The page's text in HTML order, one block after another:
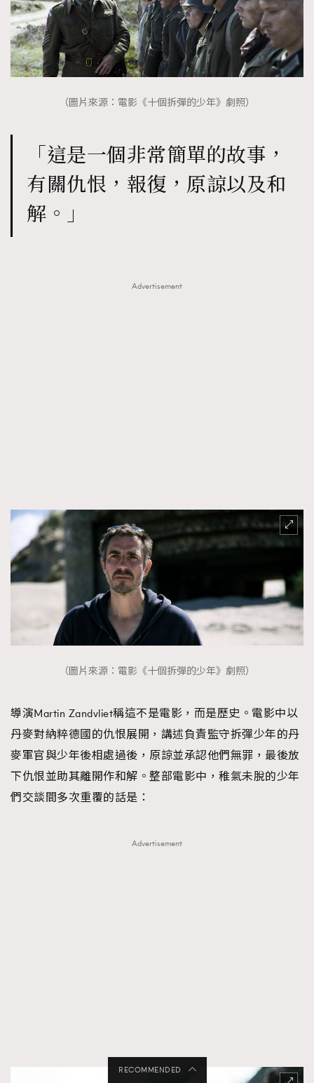
（圖片來源：電影《十個拆彈的少年》劇照）
「這是一個非常簡單的故事，
有關仇恨，報復，原諒以及和
解。」
Advertisement
（圖片來源：電影《十個拆彈的少年》劇照）
導演Martin Zandvliet稱這不是電影，而是歷史。電影中以
丹麥對納粹德國的仇恨展開，講述負責監守拆彈少年的丹
麥軍官與少年後相處過後，原諒並承認他們無罪，最後放
下仇恨並助其離開作和解。整部電影中，稚氣未脫的少年
們交談間多次重覆的話是：
Advertisement
RECOMMENDED